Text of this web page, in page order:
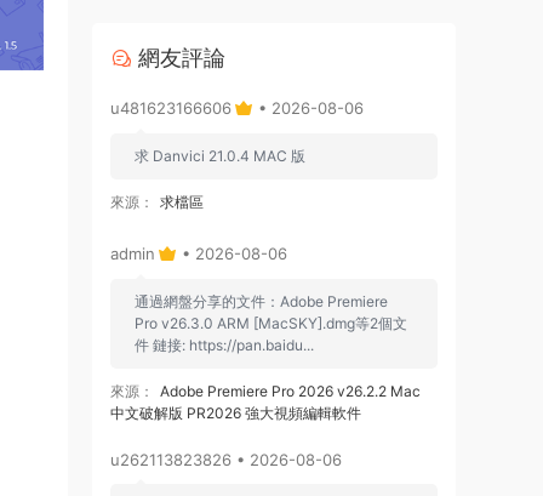
網友評論
u481623166606 • 2026-08-06
求 Danvici 21.0.4 MAC 版
來源： 求檔區
admin • 2026-08-06
通過網盤分享的文件：Adobe Premiere
Pro v26.3.0 ARM [MacSKY].dmg等2個文
件 鏈接: https://pan.baidu...
來源：
Adobe Premiere Pro 2026 v26.2.2 Mac
中文破解版 PR2026 強大視頻編輯軟件
u262113823826 • 2026-08-06